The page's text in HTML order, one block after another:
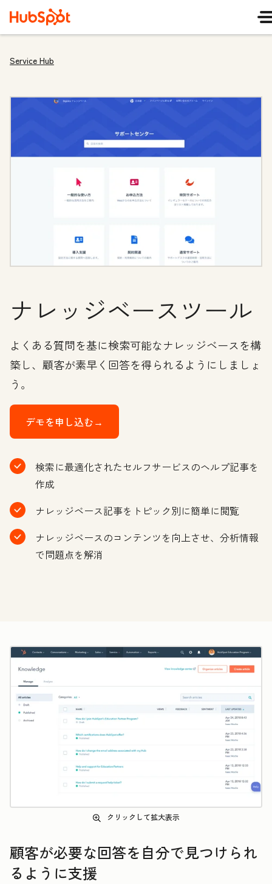
Service Hub
ナレッジベースツール
よくある質問を基に検索可能なナレッジベースを構
築し、顧客が素早く回答を得られるようにしましょ
う。
デモを申し込む→
検索に最適化されたセルフサービスのヘルプ記事を
作成
ナレッジベース記事をトピック別に簡単に閲覧
ナレッジベースのコンテンツを向上させ、分析情報
で問題点を解消
クリックして拡大表示
顧客が必要な回答を自分で見つけられ
るように支援